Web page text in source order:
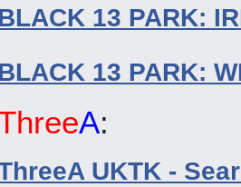
13 PARK:
13 PARK:
A:
UKTK -